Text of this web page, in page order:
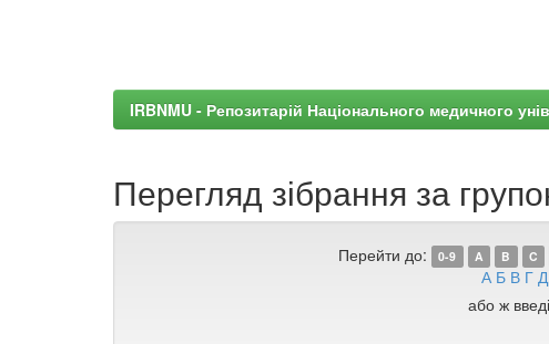
IRBNMU - Репозитарій Національного медичного
Перегляд зібрання за
Перейти до: 0-9 A B C
А Б В Г Д
або ж